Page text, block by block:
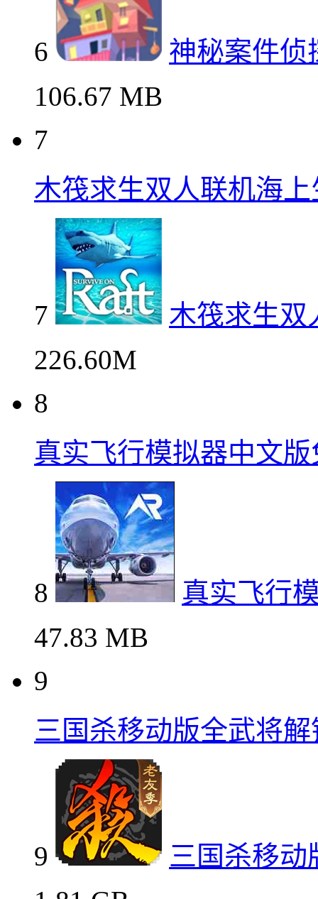
6
神秘案件侦
106.67 MB
7
木筏求生双人联机海
7
木筏求生双
226.60M
8
真实飞行模拟器中文
8
真实飞行
47.83 MB
9
三国杀移动版全武将
9
三国杀移动